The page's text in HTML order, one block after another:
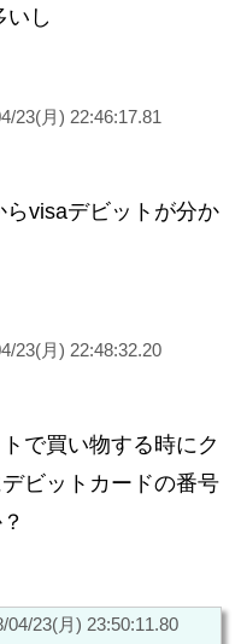
いし
23(月) 22:46:17.81
visaデビットが分か
23(月) 22:48:32.20
で買い物する時にク
ビットカードの番号
04/23(月) 23:50:11.80